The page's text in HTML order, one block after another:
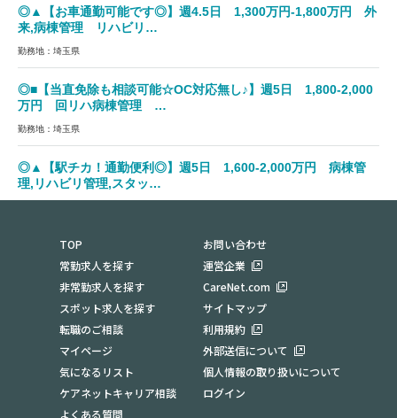
◎▲【お車通勤可能です◎】週4.5日 1,300万円-1,800万円 外
来,病棟管理 リハビリ…
勤務地：埼玉県
◎■【当直免除も相談可能☆OC対応無し♪】週5日 1,800-2,000
万円 回リハ病棟管理 …
勤務地：埼玉県
◎▲【駅チカ！通勤便利◎】週5日 1,600-2,000万円 病棟管
理,リハビリ管理,スタッ…
TOP
常勤求人を探す
非常勤求人を探す
スポット求人を探す
転職のご相談
マイページ
気になるリスト
ケアネットキャリア相談
よくある質問
お問い合わせ
運営企業
CareNet.com
サイトマップ
利用規約
外部送信について
個人情報の取り扱いについて
ログイン